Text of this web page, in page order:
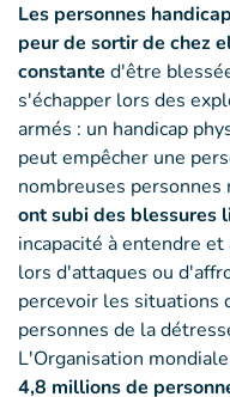
Les personnes
peur de sortir de chez
constante d'être
s'échapper lors des
armés : un handicap
peut empêcher une
nombreuses
ontsubi des blessures
incapacité à entendre
lors d'attaques ou
percevoir les situations
personnes de la
L'Organisation
4,8 millions de